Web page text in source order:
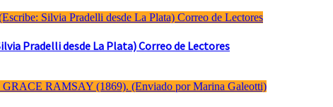
Pradelli desde La Plata) Correo de Lectores